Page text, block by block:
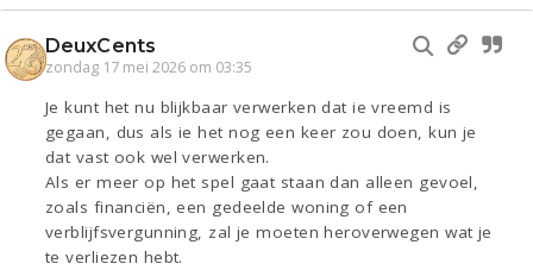
DeuxCents
zondag 17 mei 2026 om 03:35
Je kunt het nu blijkbaar verwerken dat ie vreemd is
gegaan, dus als ie het nog een keer zou doen, kun je
dat vast ook wel verwerken.
Als er meer op het spel gaat staan dan alleen gevoel,
zoals financiën, een gedeelde woning of een
verblijfsvergunning, zal je moeten heroverwegen wat je
te verliezen hebt.